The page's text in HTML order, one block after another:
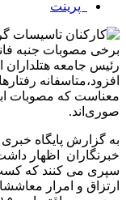
پرینت
رئیس جامعه
افزود،متاسفانه
معناست که مصوبات
صوری‌اند.
به گزارش پایگاه
خبرنگاران اظهار
سپری می کنند که
ارتزاق و امرار